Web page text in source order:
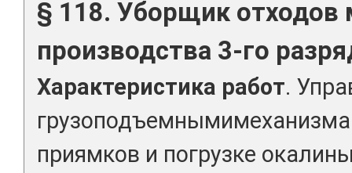
§ 118. Уборщик отходов
производства 3-го
Характеристика работ.
приямков и погрузке